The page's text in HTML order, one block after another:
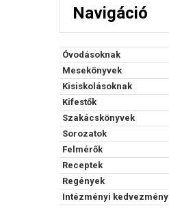
Navigáció
Óvodásoknak
Mesekönyvek
Kisiskolásoknak
Kifestők
Szakácskönyvek
Sorozatok
Felmérők
Receptek
Regények
Intézményi kedvezmény